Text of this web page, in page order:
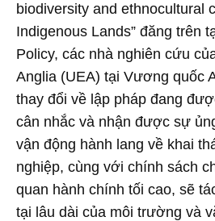
biodiversity and ethnocultural
Indigenous Lands” đăng trên
Policy, các nhà nghiên cứu
Anglia (UEA) tại Vương quốc
thay đổi về lập pháp đang
cân nhắc và nhận được sự
vận động hành lang về khai
nghiệp, cùng với chính sách
quan hành chính tối cao, sẽ
tại lâu dài của môi trường và